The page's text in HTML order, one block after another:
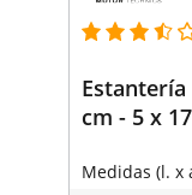
cm - 5 x
Medidas (l. x